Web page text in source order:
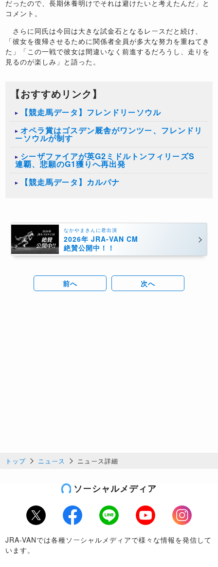
だったので、長期休養明けでそれは避けたいと考えたんだ」と
コメント。
さらに同氏は今回は大きな試金石となるレースだと続け、
「彼女を復帰させるために関係者全員が多大な努力を重ねてき
た」「この一戦で彼女は間違いなく前進するだろうし、走りを
見るのが楽しみ」と語った。
【おすすめリンク】
【競走馬データ】フレンドリーソウル
オペラ賞はゴスデン厩舎がワンツー、フレンドリ
ーソウルが制す
シーザファイアが英G2ミドルトンフィリーズS
連覇、悲願のG1獲りへ再出発
【競走馬データ】カルパナ
なかやまきんに君出演
2026年 JRA-VAN CM
絶賛公開中！！
前へ 次へ
トップ ニュース ニュース詳細
ソーシャルメディア
Twitter Facebook LINE Youtube
Instagram
JRA-VANでは各種ソーシャルメディアで様々な情報を発信して
います。